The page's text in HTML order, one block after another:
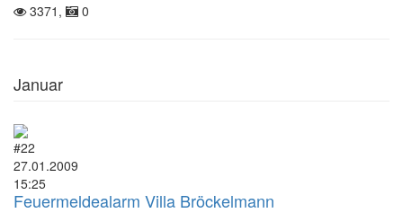
3371, 0
Januar
#22
27.01.2009
15:25
Feuermeldealarm Villa Bröckelmann